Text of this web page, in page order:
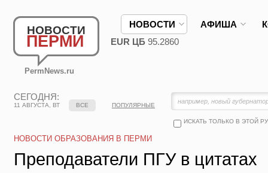
НОВОСТИ
ПЕРМИ
PermNews.ru
НОВОСТИ АФИША
EUR ЦБ 95.2860
СЕГОДНЯ:
11 АВГУСТА, ВТ
ИСКАТЬ ТОЛЬКО В ЭТОЙ
ВСЕ ПОПУЛЯРНЫЕ
НОВОСТИ ОБРАЗОВАНИЯ В ПЕРМИ
Преподаватели ПГУ в цитатах